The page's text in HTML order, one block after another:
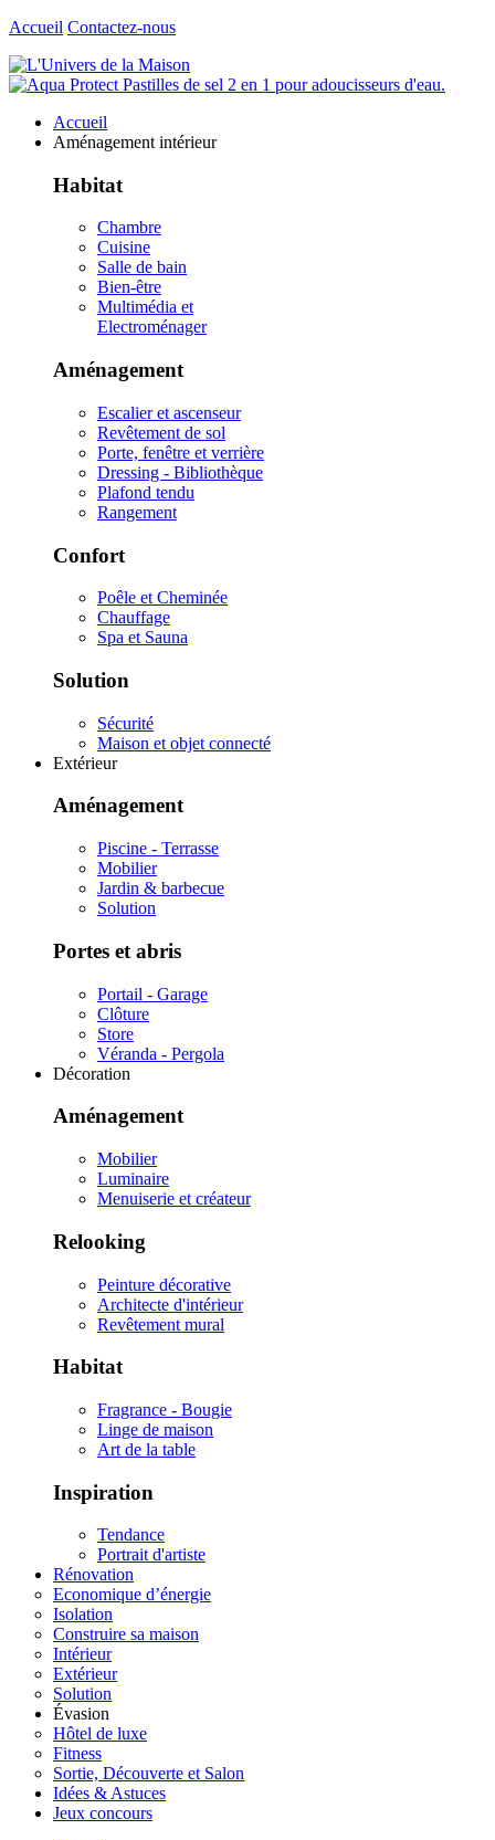
Accueil Contactez-nous
Accueil
Aménagement intérieur
Habitat
Chambre
Cuisine
Salle de bain
Bien-être
Multimédia et
Electroménager
Aménagement
Escalier et ascenseur
Revêtement de sol
Porte, fenêtre et verrière
Dressing - Bibliothèque
Plafond tendu
Rangement
Confort
Poêle et Cheminée
Chauffage
Spa et Sauna
Solution
Sécurité
Maison et objet connecté
Extérieur
Aménagement
Piscine - Terrasse
Mobilier
Jardin & barbecue
Solution
Portes et abris
Portail - Garage
Clôture
Store
Véranda - Pergola
Décoration
Aménagement
Mobilier
Luminaire
Menuiserie et créateur
Relooking
Peinture décorative
Architecte d'intérieur
Revêtement mural
Habitat
Fragrance - Bougie
Linge de maison
Art de la table
Inspiration
Tendance
Portrait d'artiste
Rénovation
Economique d’énergie
Isolation
Construire sa maison
Intérieur
Extérieur
Solution
Évasion
Hôtel de luxe
Fitness
Sortie, Découverte et Salon
Idées & Astuces
Jeux concours